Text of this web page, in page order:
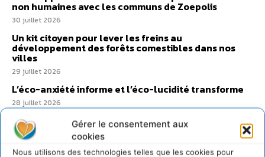
Gérer le consentement aux
cookies
Nous utilisons des technologies telles que les cookies pour
non humaines avec les communs de Zoepolis
30 juillet 2026
Un kit citoyen pour lever les freins au
développement des forêts comestibles dans nos
villes
29 juillet 2026
L’éco-anxiété informe et l’éco-lucidité transforme
28 juillet 2026
7 indicateurs pour des villes résilientes et durables,
adaptées au changement climatique